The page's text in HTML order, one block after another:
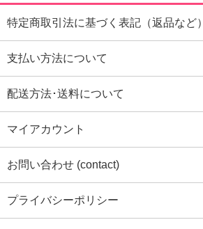
特定商取引法に基づく表記（返品など）
支払い方法について
配送方法･送料について
マイアカウント
お問い合わせ (contact)
プライバシーポリシー